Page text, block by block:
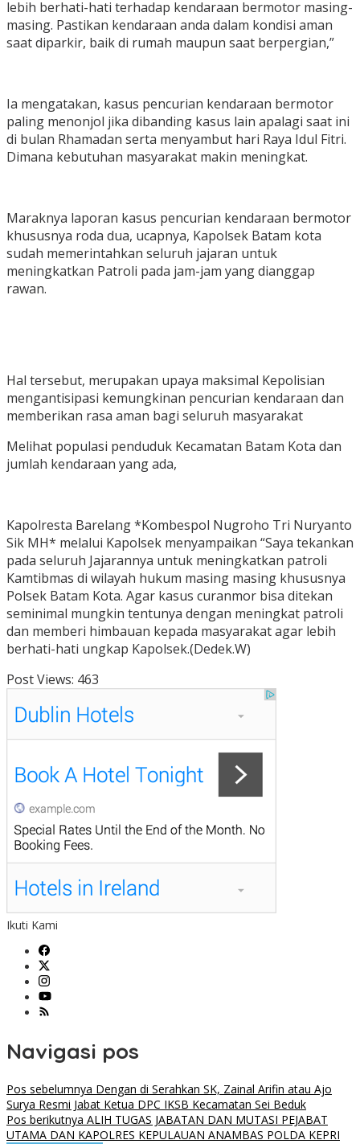
lebih berhati-hati terhadap kendaraan bermotor masing-
masing. Pastikan kendaraan anda dalam kondisi aman
saat diparkir, baik di rumah maupun saat berpergian,”
Ia mengatakan, kasus pencurian kendaraan bermotor
paling menonjol jika dibanding kasus lain apalagi saat ini
di bulan Rhamadan serta menyambut hari Raya Idul Fitri.
Dimana kebutuhan masyarakat makin meningkat.
Maraknya laporan kasus pencurian kendaraan bermotor
khususnya roda dua, ucapnya, Kapolsek Batam kota
sudah memerintahkan seluruh jajaran untuk
meningkatkan Patroli pada jam-jam yang dianggap
rawan.
Hal tersebut, merupakan upaya maksimal Kepolisian
mengantisipasi kemungkinan pencurian kendaraan dan
memberikan rasa aman bagi seluruh masyarakat
Melihat populasi penduduk Kecamatan Batam Kota dan
jumlah kendaraan yang ada,
Kapolresta Barelang *Kombespol Nugroho Tri Nuryanto
Sik MH* melalui Kapolsek menyampaikan “Saya tekankan
pada seluruh Jajarannya untuk meningkatkan patroli
Kamtibmas di wilayah hukum masing masing khususnya
Polsek Batam Kota. Agar kasus curanmor bisa ditekan
seminimal mungkin tentunya dengan meningkat patroli
dan memberi himbauan kepada masyarakat agar lebih
berhati-hati ungkap Kapolsek.(Dedek.W)
Post Views: 463
Ikuti Kami
Navigasi pos
Pos sebelumnya Dengan di Serahkan SK, Zainal Arifin atau Ajo
Surya Resmi Jabat Ketua DPC IKSB Kecamatan Sei Beduk
Pos berikutnya ALIH TUGAS JABATAN DAN MUTASI PEJABAT
UTAMA DAN KAPOLRES KEPULAUAN ANAMBAS POLDA KEPRI